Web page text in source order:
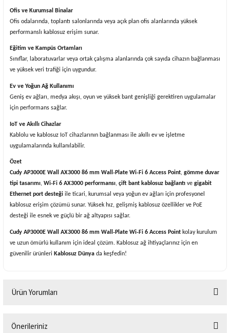
Ofis ve Kurumsal Binalar
Ofis odalarında, toplantı salonlarında veya açık plan ofis alanlarında yüksek
performanslı kablosuz erişim sunar.
Eğitim ve Kampüs Ortamları
Sınıflar, laboratuvarlar veya ortak çalışma alanlarında çok sayıda cihazın bağlanması
ve yüksek veri trafiği için uygundur.
Ev ve Yoğun Ağ Kullanımı
Geniş ev ağları, medya akışı, oyun ve yüksek bant genişliği gerektiren uygulamalar
için performans sağlar.
IoT ve Akıllı Cihazlar
Kablolu ve kablosuz IoT cihazlarının bağlanması ile akıllı ev ve işletme
uygulamalarında kullanılabilir.
Özet
Cudy AP3000E Wall AX3000 86 mm Wall‑Plate Wi‑Fi 6 Access Point, gömme duvar
tipi tasarımı, Wi‑Fi 6 AX3000 performansı, çift bant kablosuz bağlantı ve gigabit
Ethernet port desteği ile ticari, kurumsal veya yoğun ev ağları için profesyonel
kablosuz erişim çözümü sunar. Yüksek hız, gelişmiş kablosuz özellikler ve PoE
desteği ile esnek ve güçlü bir ağ altyapısı sağlar.
Cudy AP3000E Wall AX3000 86 mm Wall‑Plate Wi‑Fi 6 Access Point kolay kurulum
ve uzun ömürlü kullanım için ideal çözüm. Kablosuz ağ ihtiyaçlarınız için en
güvenilir ürünleri Kablosuz Dünya da keşfedin!
Ürün Yorumları
Önerileriniz